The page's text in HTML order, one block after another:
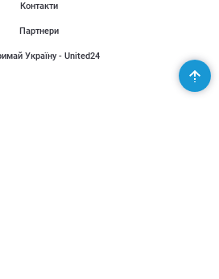
Контакти
Партнери
Україну - United24